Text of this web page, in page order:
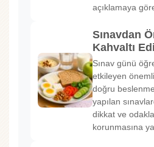
açıklamaya
Sınavdan
Kahvaltı
Sınav günü
etkileyen
doğru
yapılan
dikkat ve
korunmasına